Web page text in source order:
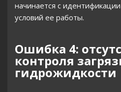
начинается с
условий ее работы.
Ошибка 4:
контроля
гидрожидкости